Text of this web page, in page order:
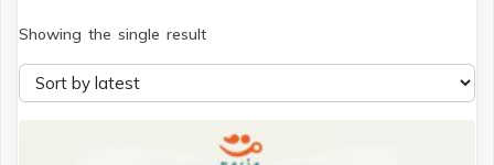
Showing the single result